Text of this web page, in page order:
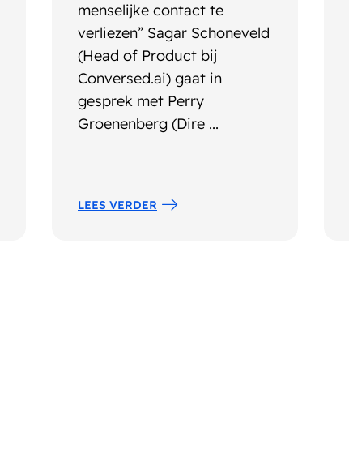
menselijke contact te
verliezen” Sagar Schoneveld
(Head of Product bij
Conversed.ai) gaat in
gesprek met Perry
Groenenberg (Dire ...
LEES VERDER